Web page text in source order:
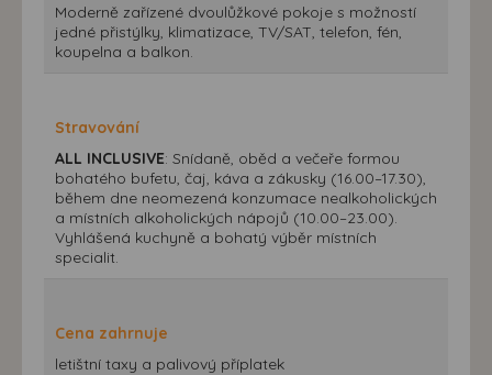
Moderně zařízené dvoulůžkové pokoje s možností
jedné přistýlky, klimatizace, TV/SAT, telefon, fén,
koupelna a balkon.
Stravování
ALL INCLUSIVE: Snídaně, oběd a večeře formou
bohatého bufetu, čaj, káva a zákusky (16.00–17.30),
během dne neomezená konzumace nealkoholických
a místních alkoholických nápojů (10.00–23.00).
Vyhlášená kuchyně a bohatý výběr místních
specialit.
Cena zahrnuje
letištní taxy a palivový příplatek